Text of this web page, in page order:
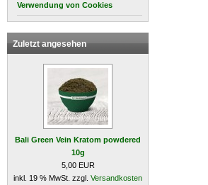
Verwendung von Cookies
Zuletzt angesehen
Bali Green Vein Kratom powdered
10g
5,00 EUR
inkl. 19 % MwSt. zzgl. Versandkosten